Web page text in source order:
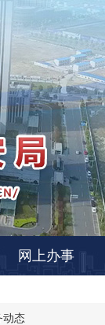
网上办事
动态